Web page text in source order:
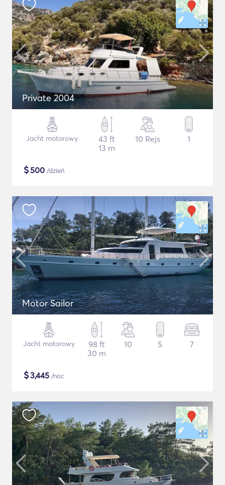
Private 2004
Jacht motorowy
43 ft
13 m
10 Rejs 1
$500 /dzień
Motor Sailor
Jacht motorowy
98 ft
30 m
10 5 7
$3,445 /noc